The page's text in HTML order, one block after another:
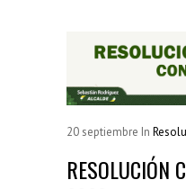
20septiembre In
RESOLUCIÓN